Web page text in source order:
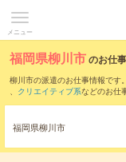
メニュー
福岡県柳川市のお仕
柳川市の派遣のお仕事情報です。
、 クリエイティブ系などのお仕
また、佐賀市・
認いただけます。
福岡県柳川市